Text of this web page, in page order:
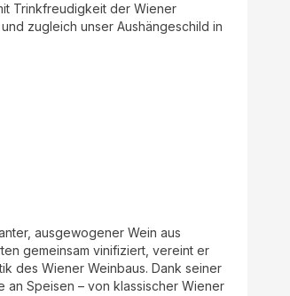
Trinkfreudigkeit der Wiener
zugleich unser Aushängeschild in
ausgewogener Wein aus
gemeinsam vinifiziert, vereint er
des Wiener Weinbaus. Dank seiner
Speisen – von klassischer Wiener